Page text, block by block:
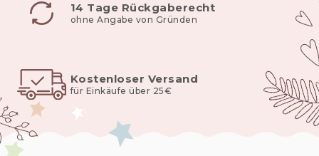
14 Tage Rückgaberecht
ohne Angabe von Gründen
Kostenloser Versand
für Einkäufe über 25€